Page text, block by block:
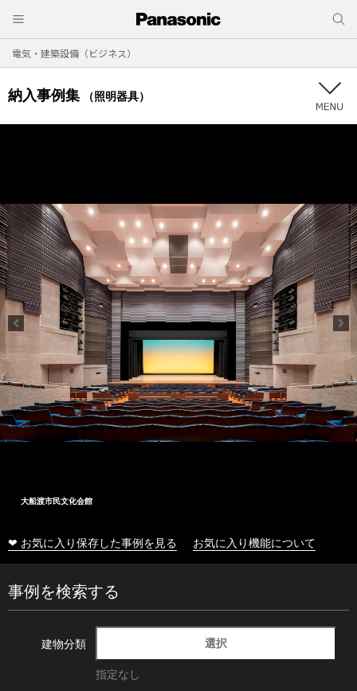
電気・建築設備（ビジネス）
納入事例集 （照明器具）
大船渡市民文化会館
❤ お気に入り保存した事例を見る お気に入り機能について
事例を検索する
建物分類 選択
指定なし